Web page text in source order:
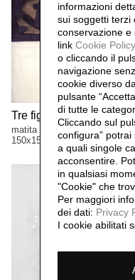
Tre figure nello spazio,
matita e olio su tela
150x150cm
informazioni
sui soggetti terzi
conservazione e
link Cookie Policy
o cliccando il
navigazione
cookie diverso
pulsante
di tutte le
Cliccando sul
configura”
a quali singole
acconsentire.
in qualsiasi
"Cookie" che
Per maggiori
dei dati: Privacy
I cookie abilitati